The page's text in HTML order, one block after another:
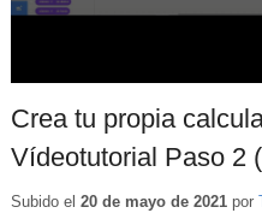
Crea tu propia
Vídeotutorial Paso 2
Subido el 20 de mayo de 2021por